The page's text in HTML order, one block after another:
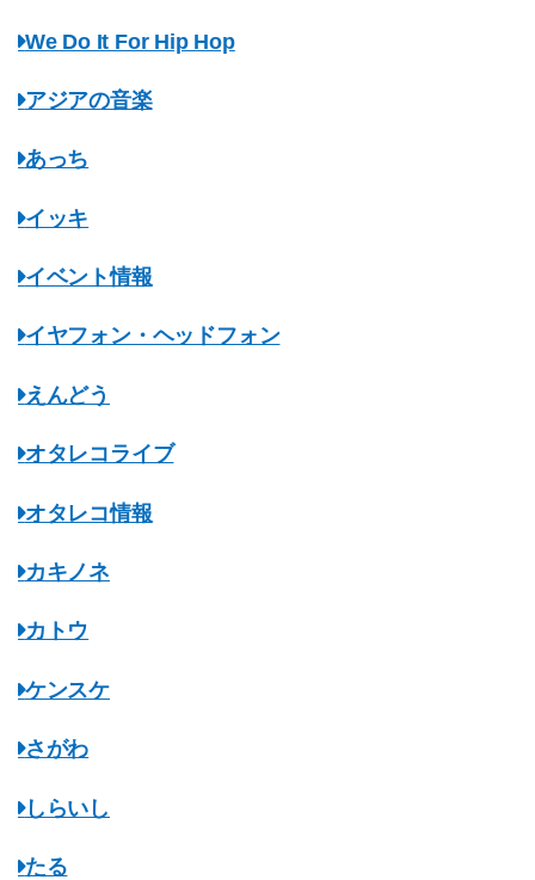
We Do It For Hip Hop
アジアの音楽
あっち
イッキ
イベント情報
イヤフォン・ヘッドフォン
えんどう
オタレコライブ
オタレコ情報
カキノネ
カトウ
ケンスケ
さがわ
しらいし
たる